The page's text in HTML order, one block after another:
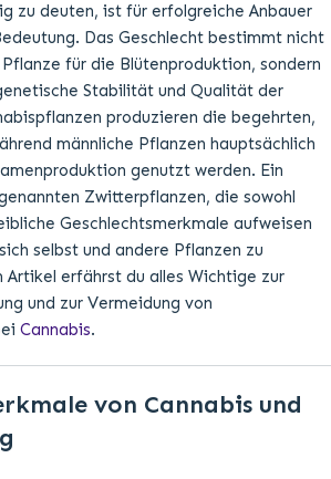
zu deuten, ist für erfolgreiche Anbauer
Das Geschlecht bestimmt nicht
für die Blütenproduktion, sondern
Stabilität und Qualität der
produzieren die begehrten,
männliche Pflanzen hauptsächlich
genutzt werden. Ein
Zwitterpflanzen, die sowohl
Geschlechtsmerkmale aufweisen
selbst und andere Pflanzen zu
erfährst du alles Wichtige zur
und zur Vermeidung von
Cannabis.
von Cannabis und